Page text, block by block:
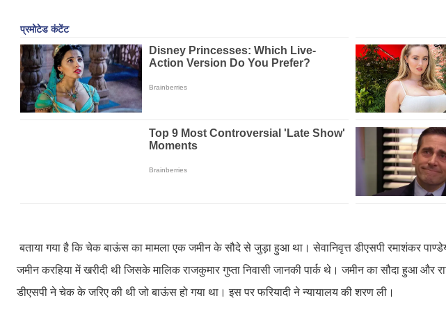
बताया गया है कि चेक बाऊंस का मामला एक जमीन के सौदे से जुड़ा हुआ था। सेवानिवृत्त डीएसपी रमाशंकर
जमीन करहिया में खरीदी थी जिसके मालिक राजकुमार गुप्ता निवासी जानकी पार्क थे। जमीन का सौदा हुआ और
डीएसपी ने चेक के जरिए की थी जो बाऊंस हो गया था। इस पर फरियादी ने न्यायालय की शरण ली।